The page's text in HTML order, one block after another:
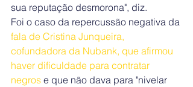
sua reputação desmorona", diz.
Foi o caso da repercussão negativa da
fala de Cristina Junqueira,
cofundadora da Nubank, que afirmou
haver dificuldade para contratar
negros e que não dava para "nivelar